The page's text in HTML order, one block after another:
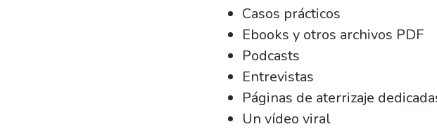
Casos prácticos
Ebooks y otros archivos PDF
Podcasts
Entrevistas
Páginas de aterrizaje
Un vídeo viral